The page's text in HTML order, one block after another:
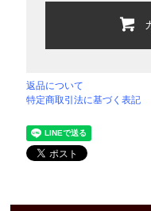
返品について
特定商取引法に基づく表記